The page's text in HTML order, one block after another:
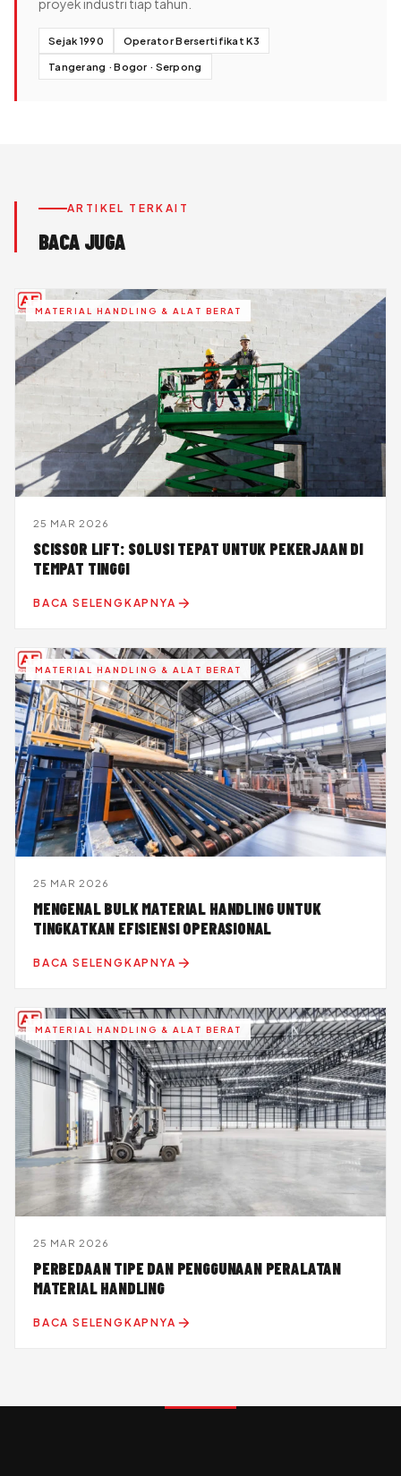
Sejak 1990 Operator Bersertifikat K3
Tangerang · Bogor · Serpong
ARTIKEL TERKAIT
BACA JUGA
MATERIAL HANDLING & ALAT BERAT
25 MAR 2026
SCISSOR LIFT: SOLUSI TEPAT UNTUK PEKERJAAN DI
TEMPAT TINGGI
BACA SELENGKAPNYA
MATERIAL HANDLING & ALAT BERAT
25 MAR 2026
MENGENAL BULK MATERIAL HANDLING UNTUK
TINGKATKAN EFISIENSI OPERASIONAL
BACA SELENGKAPNYA
MATERIAL HANDLING & ALAT BERAT
25 MAR 2026
PERBEDAAN TIPE DAN PENGGUNAAN PERALATAN
MATERIAL HANDLING
BACA SELENGKAPNYA